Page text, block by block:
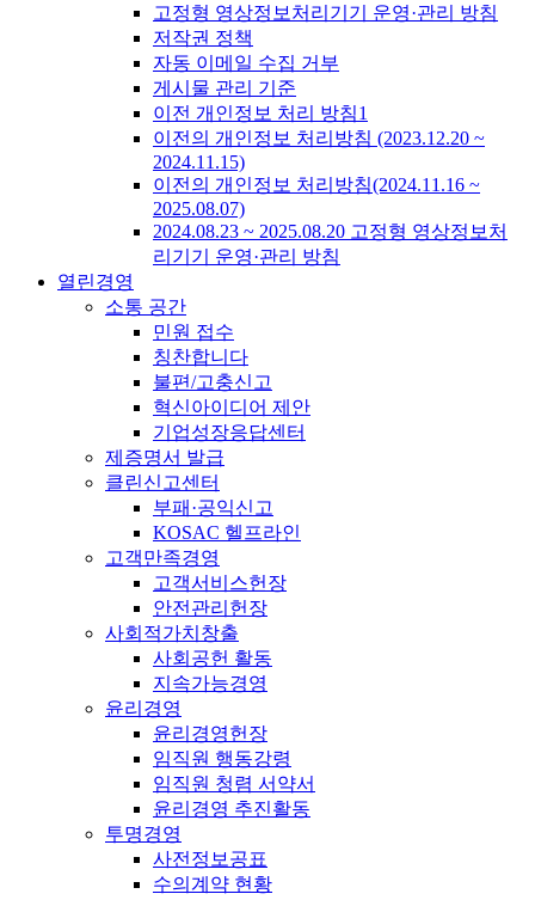
고정형 영상정보처리기기 운영·관리 방침
저작권 정책
자동 이메일 수집 거부
게시물 관리 기준
이전 개인정보 처리 방침1
이전의 개인정보 처리방침 (2023.12.20 ~
2024.11.15)
이전의 개인정보 처리방침(2024.11.16 ~
2025.08.07)
2024.08.23 ~ 2025.08.20 고정형 영상정보처
리기기 운영·관리 방침
열린경영
소통 공간
민원 접수
칭찬합니다
불편/고충신고
혁신아이디어 제안
기업성장응답센터
제증명서 발급
클린신고센터
부패·공익신고
KOSAC 헬프라인
고객만족경영
고객서비스헌장
안전관리헌장
사회적가치창출
사회공헌 활동
지속가능경영
윤리경영
윤리경영헌장
임직원 행동강령
임직원 청렴 서약서
윤리경영 추진활동
투명경영
사전정보공표
수의계약 현황